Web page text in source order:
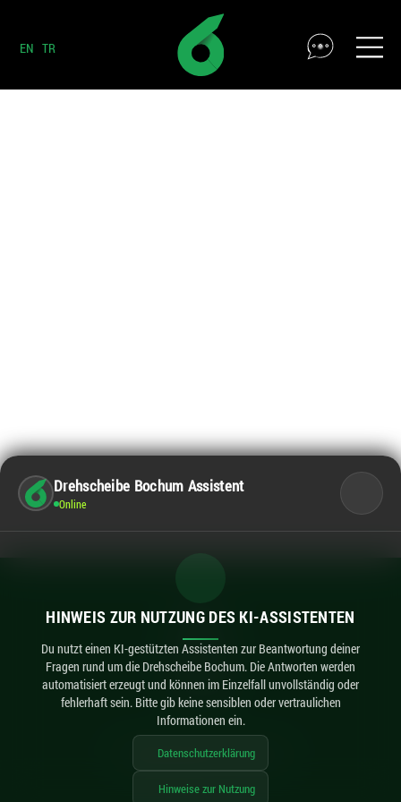
EN TR
Drehscheibe Bochum Assistent
Online
HINWEIS ZUR NUTZUNG DES KI-ASSISTENTEN
Du nutzt einen KI-gestützten Assistenten zur Beantwortung deiner
Fragen rund um die Drehscheibe Bochum. Die Antworten werden
automatisiert erzeugt und können im Einzelfall unvollständig oder
fehlerhaft sein. Bitte gib keine sensiblen oder vertraulichen
Informationen ein.
Datenschutzerklärung
Hinweise zur Nutzung
Impressum
Datenschutz
Barrierefreiheit
KI-Hinweise
© 2026 Drehscheibe Bochum / made by